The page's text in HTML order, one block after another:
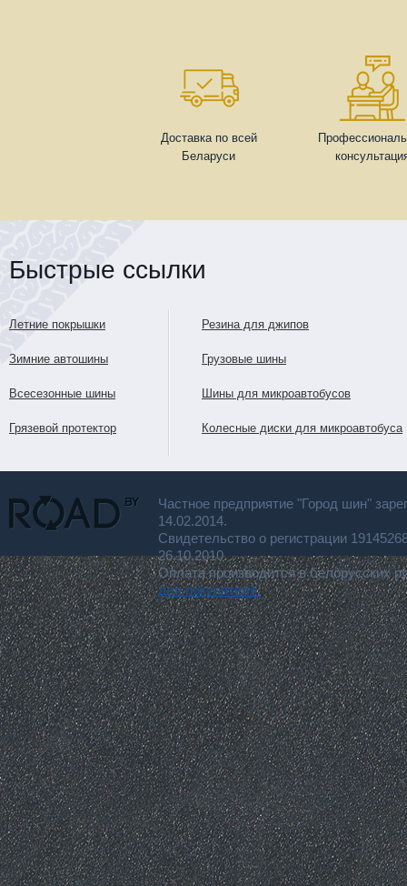
Доставка по всей
Беларуси
Быстрые ссылки
Летние покрышки
Зимние автошины
Всесезонные шины
Грязевой протектор
Резина для джипов
Грузовые шины
Шины для микроавтобусов
Колесные диски для микроавтобуса
Частное предприятие "Город шин"
14.02.2014.
Свидетельство о регистрации
26.10.2010.
Оплата производится в белорусских
для покупателя.